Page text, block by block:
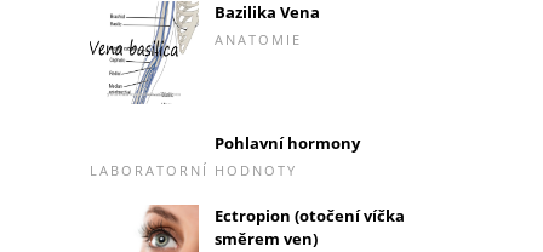
Bazilika Vena
ANATOMIE
Pohlavní hormony
LABORATORNÍ HODNOTY
Ectropion (otočení víčka
směrem ven)